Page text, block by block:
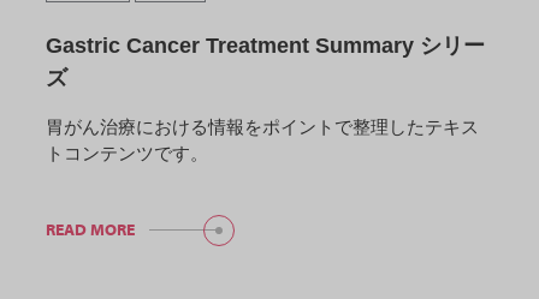
Gastric Cancer Treatment Summary シリー
ズ
胃がん治療における情報をポイントで整理したテキス
トコンテンツです。
READ MORE